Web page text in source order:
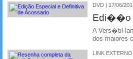
DVD | 17/06/
Edi��o
A Vers�til
dos maiores
LINK